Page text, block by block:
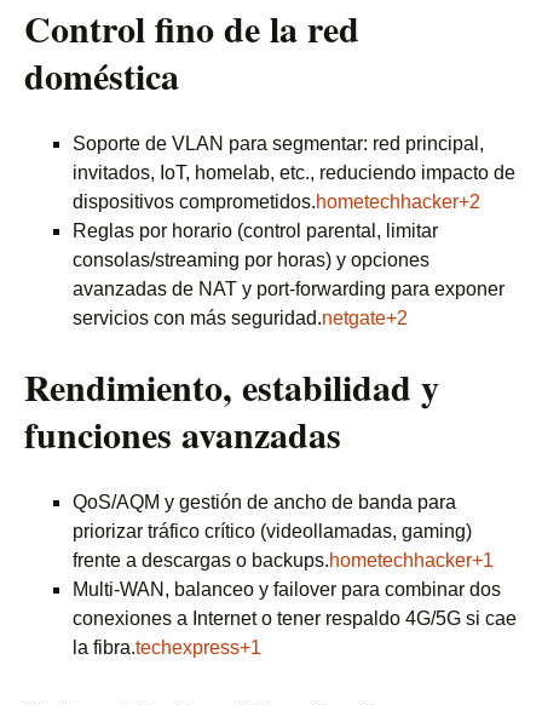
Control fino de la red
doméstica
Soporte de VLAN para segmentar: red principal,
invitados, IoT, homelab, etc., reduciendo impacto de
dispositivos comprometidos.hometechhacker+2
Reglas por horario (control parental, limitar
consolas/streaming por horas) y opciones
avanzadas de NAT y port‑forwarding para exponer
servicios con más seguridad.netgate+2
Rendimiento, estabilidad y
funciones avanzadas
QoS/AQM y gestión de ancho de banda para
priorizar tráfico crítico (videollamadas, gaming)
frente a descargas o backups.hometechhacker+1
Multi‑WAN, balanceo y failover para combinar dos
conexiones a Internet o tener respaldo 4G/5G si cae
la fibra.techexpress+1